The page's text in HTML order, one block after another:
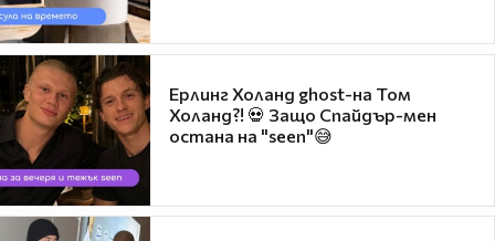
Ерлинг Холанд ghost-на Том
Холанд?! 💀 Защо Спайдър-мен
остана на "seen"😅